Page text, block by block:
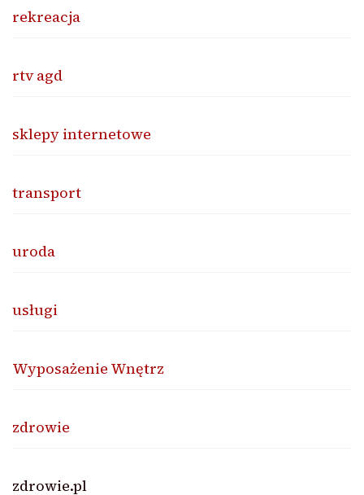
rekreacja
rtv agd
sklepy internetowe
transport
uroda
usługi
Wyposażenie Wnętrz
zdrowie
zdrowie.pl